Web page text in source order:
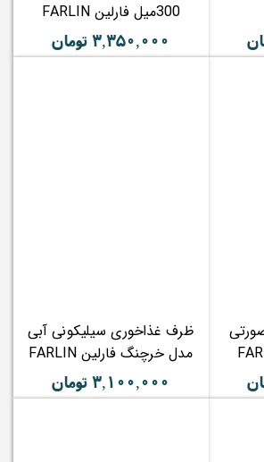
300میل فارلین FARLIN
۳,۳۵۰,۰۰۰ تومان
ظرف غذاخوری سیلیکونی آبی
مدل خرچنگ فارلین FARLIN
۳,۱۰۰,۰۰۰ تومان